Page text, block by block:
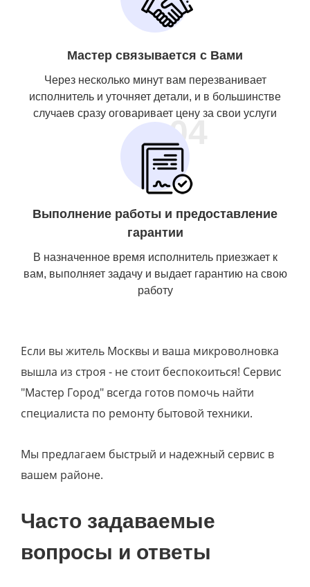
Мастер связывается с Вами
Через несколько минут вам перезванивает
исполнитель и уточняет детали, и в большинстве
случаев сразу оговаривает цену за свои услуги
04
Выполнение работы и предоставление
гарантии
В назначенное время исполнитель приезжает к
вам, выполняет задачу и выдает гарантию на свою
работу
Если вы житель Москвы и ваша микроволновка
вышла из строя - не стоит беспокоиться! Сервис
"Мастер Город" всегда готов помочь найти
специалиста по ремонту бытовой техники.
Мы предлагаем быстрый и надежный сервис в
вашем районе.
Часто задаваемые
вопросы и ответы